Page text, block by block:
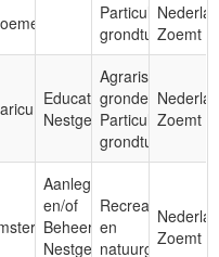
Particuliere
grondtuinen
Zoemt
Educatie;
Nestgelegenheid
Agrarische
gronden;
Particuliere
grondtuinen
Zoemt
Aanleg
en/of
Beheer;
Nestgelegenheid;
Recreatie-
en
natuurgebieden
Zoemt